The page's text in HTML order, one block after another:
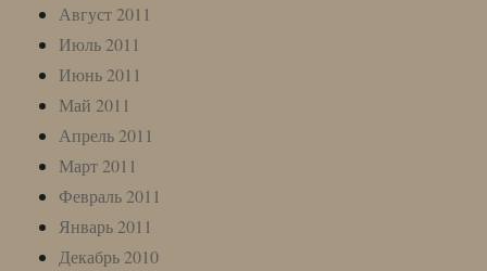
Август 2011
Июль 2011
Июнь 2011
Май 2011
Апрель 2011
Март 2011
Февраль 2011
Январь 2011
Декабрь 2010